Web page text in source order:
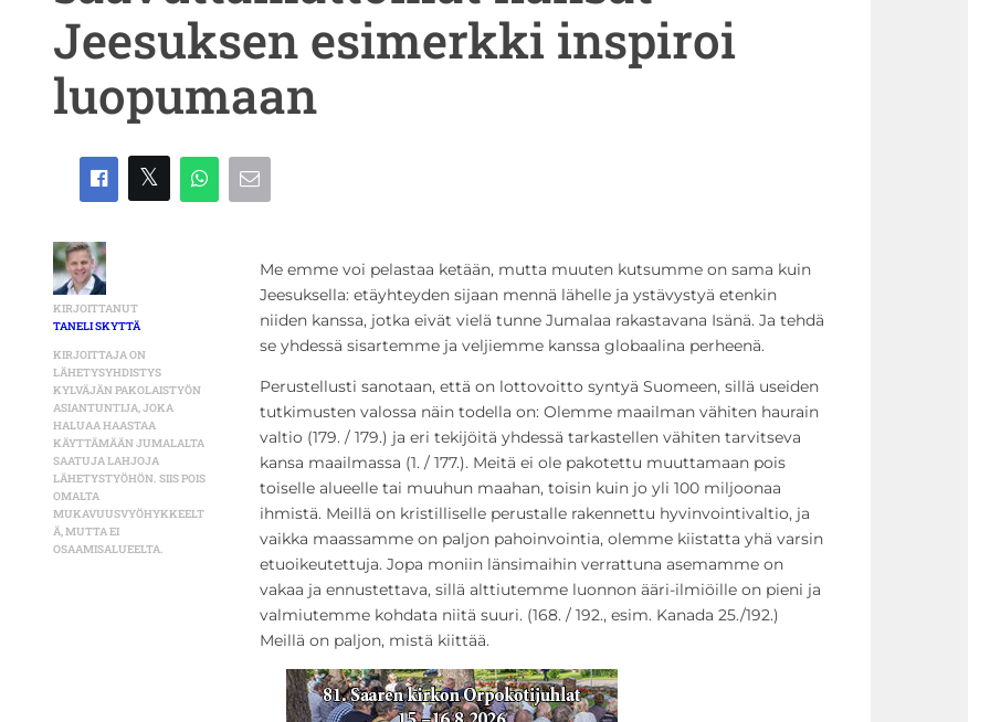
Jeesuksen esimerkki inspiroi
luopumaan
KIRJOITTANUT
TANELI SKYTTÄ
KIRJOITTAJA ON
LÄHETYSYHDISTYS
KYLVÄJÄN PAKOLAISTYÖN
ASIANTUNTIJA, JOKA
HALUAA HAASTAA
KÄYTTÄMÄÄN JUMALALTA
SAATUJA LAHJOJA
LÄHETYSTYÖHÖN. SIIS POIS
OMALTA
MUKAVUUSVYÖHYKKEELT
Ä, MUTTA EI
OSAAMISALUEELTA.
Me emme voi pelastaa ketään, mutta muuten kutsumme on sama kuin
Jeesuksella: etäyhteyden sijaan mennä lähelle ja ystävystyä etenkin
niiden kanssa, jotka eivät vielä tunne Jumalaa rakastavana Isänä. Ja tehdä
se yhdessä sisartemme ja veljiemme kanssa globaalina perheenä.
Perustellusti sanotaan, että on lottovoitto syntyä Suomeen, sillä useiden
tutkimusten valossa näin todella on: Olemme maailman vähiten haurain
valtio (179. / 179.) ja eri tekijöitä yhdessä tarkastellen vähiten tarvitseva
kansa maailmassa (1. / 177.). Meitä ei ole pakotettu muuttamaan pois
toiselle alueelle tai muuhun maahan, toisin kuin jo yli 100 miljoonaa
ihmistä. Meillä on kristilliselle perustalle rakennettu hyvinvointivaltio, ja
vaikka maassamme on paljon pahoinvointia, olemme kiistatta yhä varsin
etuoikeutettuja. Jopa moniin länsimaihin verrattuna asemamme on
vakaa ja ennustettava, sillä alttiutemme luonnon ääri-ilmiöille on pieni ja
valmiutemme kohdata niitä suuri. (168. / 192., esim. Kanada 25./192.)
Meillä on paljon, mistä kiittää.